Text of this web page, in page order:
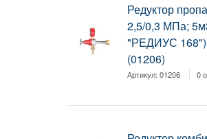
Редуктор
2,5/0,3 МПа;
"РЕДИУС 168")
(01206)
Артикул:01206 0